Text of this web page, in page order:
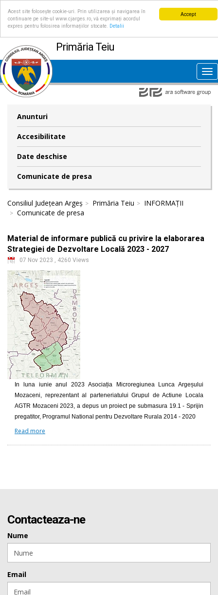
Accept
Acest site folosește cookie-uri. Prin utilizarea și navigarea în
continuare pe site-ul www.cjarges.ro, vă exprimați acordul
expres pentru folosirea informațiilor stocate.
Detalii
Primăria Teiu
Anunturi
Accesibilitate
Date deschise
Comunicate de presa
Consiliul Județean Argeș Primăria Teiu
INFORMAȚII
Comunicate de presa
Material de informare publică cu privire la elaborarea
Strategiei de Dezvoltare Locală 2023 - 2027
07 Nov 2023 , 4260 Views
In luna iunie anul 2023 Asociația Microregiunea Lunca Argeșului
Mozaceni, reprezentant al parteneriatului Grupul de Actiune Locala
AGTR Mozaceni 2023, a depus un proiect pe submasura 19.1 - Sprijin
pregatitor, Programul National pentru Dezvoltare Rurala 2014 - 2020
Read more
Contacteaza-ne
Nume
Email